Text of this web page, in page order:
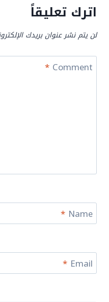
اترك تعليقاً
لن يتم نشر عنوان بريدك
Comment
*
Name
*
Email
*